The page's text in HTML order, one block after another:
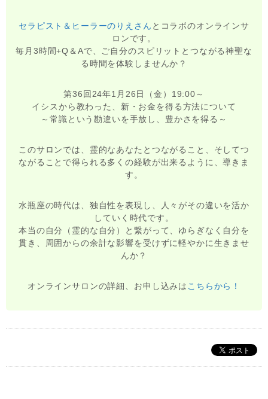
セラピスト＆ヒーラーのりえさん とコラボのオンラインサ
ロンです。
毎月3時間+Q＆Aで、ご自分のスピリットとつながる神聖な
る時間を体験しませんか？
第36回24年1月26日（金）19:00～
イシスから教わった、新・お金を得る方法について
～常識という勘違いを手放し、豊かさを得る～
このサロンでは、霊的なあなたとつながること、そしてつ
ながることで得られる多くの経験が出来るように、導きま
す。
水瓶座の時代は、独自性を表現し、人々がその違いを活か
していく時代です。
本当の自分（霊的な自分）と繋がって、ゆらぎなく自分を
貫き、周囲からの余計な影響を受けずに軽やかに生きませ
んか？
オンラインサロンの詳細、お申し込みは こちらから！